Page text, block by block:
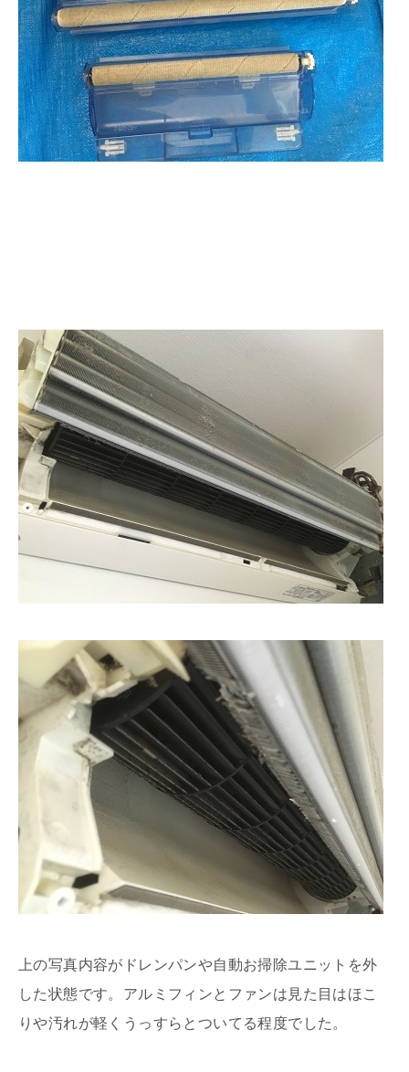
上の写真内容がドレンパンや自動お掃除ユニットを外
した状態です。アルミフィンとファンは見た目はほこ
りや汚れが軽くうっすらとついてる程度でした。